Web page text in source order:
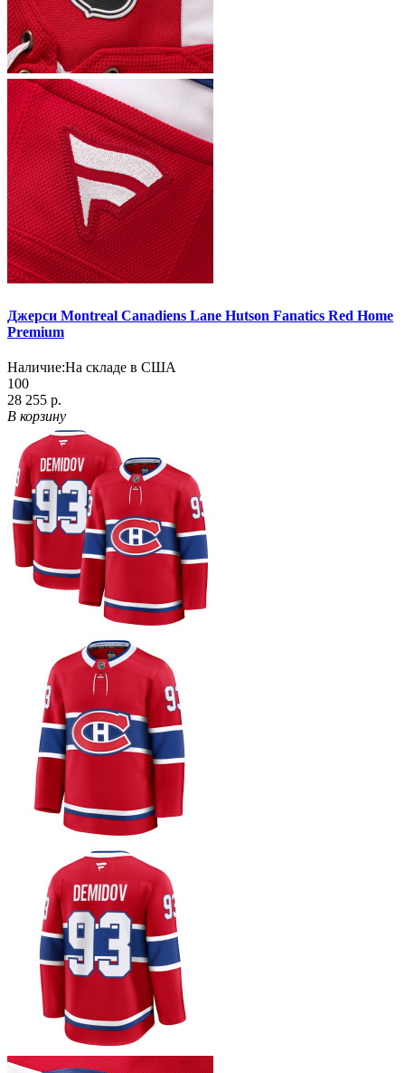
Джерси Montreal Canadiens Lane Hutson Fanatics Red Home
Premium
Наличие:На складе в США
100
28 255 р.
В корзину